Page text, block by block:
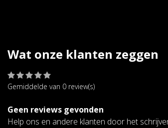
Wat onze klanten zeggen
Gemiddelde van 0 review(s)
Geen reviews gevonden
Help ons en andere klanten door het